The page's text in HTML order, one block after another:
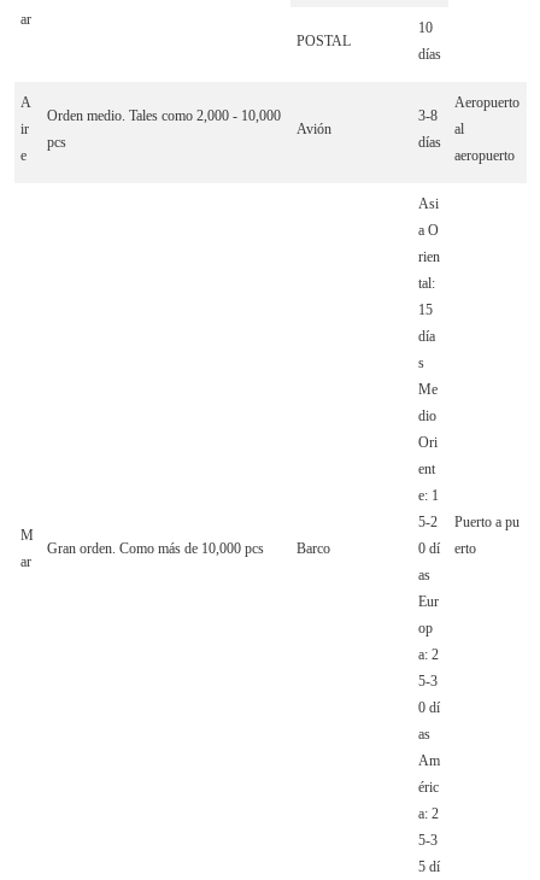
ar
POSTAL
10
días
A
ir
e
Orden medio. Tales como 2,000 - 10,000
pcs
Avión
3-8
días
Aeropuerto
al
aeropuerto
M
ar
Gran orden. Como más de 10,000 pcs Barco
Asi
a O
rien
tal:
15
día
s
Me
dio
Ori
ent
e: 1
5-2
0 dí
as
Eur
op
a: 2
5-3
0 dí
as
Am
éric
a: 2
5-3
5 dí
Puerto a pu
erto